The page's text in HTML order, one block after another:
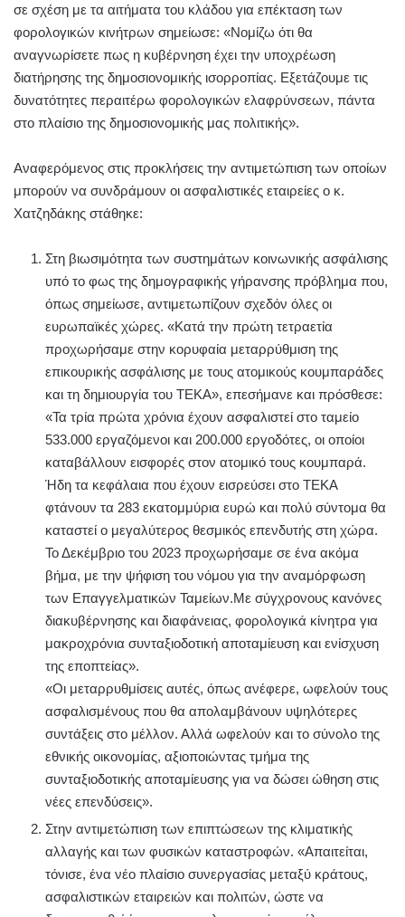
σε σχέση με τα αιτήματα του κλάδου για επέκταση των
φορολογικών κινήτρων σημείωσε: «Νομίζω ότι θα
αναγνωρίσετε πως η κυβέρνηση έχει την υποχρέωση
διατήρησης της δημοσιονομικής ισορροπίας. Εξετάζουμε τις
δυνατότητες περαιτέρω φορολογικών ελαφρύνσεων, πάντα
στο πλαίσιο της δημοσιονομικής μας πολιτικής».
Αναφερόμενος στις προκλήσεις την αντιμετώπιση των οποίων
μπορούν να συνδράμουν οι ασφαλιστικές εταιρείες ο κ.
Χατζηδάκης στάθηκε:
Στη βιωσιμότητα των συστημάτων κοινωνικής ασφάλισης
υπό το φως της δημογραφικής γήρανσης πρόβλημα που,
όπως σημείωσε, αντιμετωπίζουν σχεδόν όλες οι
ευρωπαϊκές χώρες. «Κατά την πρώτη τετραετία
προχωρήσαμε στην κορυφαία μεταρρύθμιση της
επικουρικής ασφάλισης με τους ατομικούς κουμπαράδες
και τη δημιουργία του ΤΕΚΑ», επεσήμανε και πρόσθεσε:
«Τα τρία πρώτα χρόνια έχουν ασφαλιστεί στο ταμείο
533.000 εργαζόμενοι και 200.000 εργοδότες, οι οποίοι
καταβάλλουν εισφορές στον ατομικό τους κουμπαρά.
Ήδη τα κεφάλαια που έχουν εισρεύσει στο ΤΕΚΑ
φτάνουν τα 283 εκατομμύρια ευρώ και πολύ σύντομα θα
καταστεί ο μεγαλύτερος θεσμικός επενδυτής στη χώρα.
Το Δεκέμβριο του 2023 προχωρήσαμε σε ένα ακόμα
βήμα, με την ψήφιση του νόμου για την αναμόρφωση
των Επαγγελματικών Ταμείων.Με σύγχρονους κανόνες
διακυβέρνησης και διαφάνειας, φορολογικά κίνητρα για
μακροχρόνια συνταξιοδοτική αποταμίευση και ενίσχυση
της εποπτείας».
«Οι μεταρρυθμίσεις αυτές, όπως ανέφερε, ωφελούν τους
ασφαλισμένους που θα απολαμβάνουν υψηλότερες
συντάξεις στο μέλλον. Αλλά ωφελούν και το σύνολο της
εθνικής οικονομίας, αξιοποιώντας τμήμα της
συνταξιοδοτικής αποταμίευσης για να δώσει ώθηση στις
νέες επενδύσεις».
Στην αντιμετώπιση των επιπτώσεων της κλιματικής
αλλαγής και των φυσικών καταστροφών. «Απαιτείται,
τόνισε, ένα νέο πλαίσιο συνεργασίας μεταξύ κράτους,
ασφαλιστικών εταιρειών και πολιτών, ώστε να